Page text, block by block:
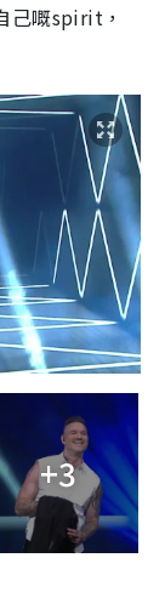
己嘅spirit，
+3